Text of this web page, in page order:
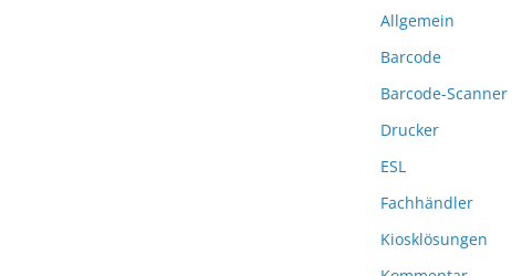
Allgemein
Barcode
Barcode-Scanner
Drucker
ESL
Fachhändler
Kiosklösungen